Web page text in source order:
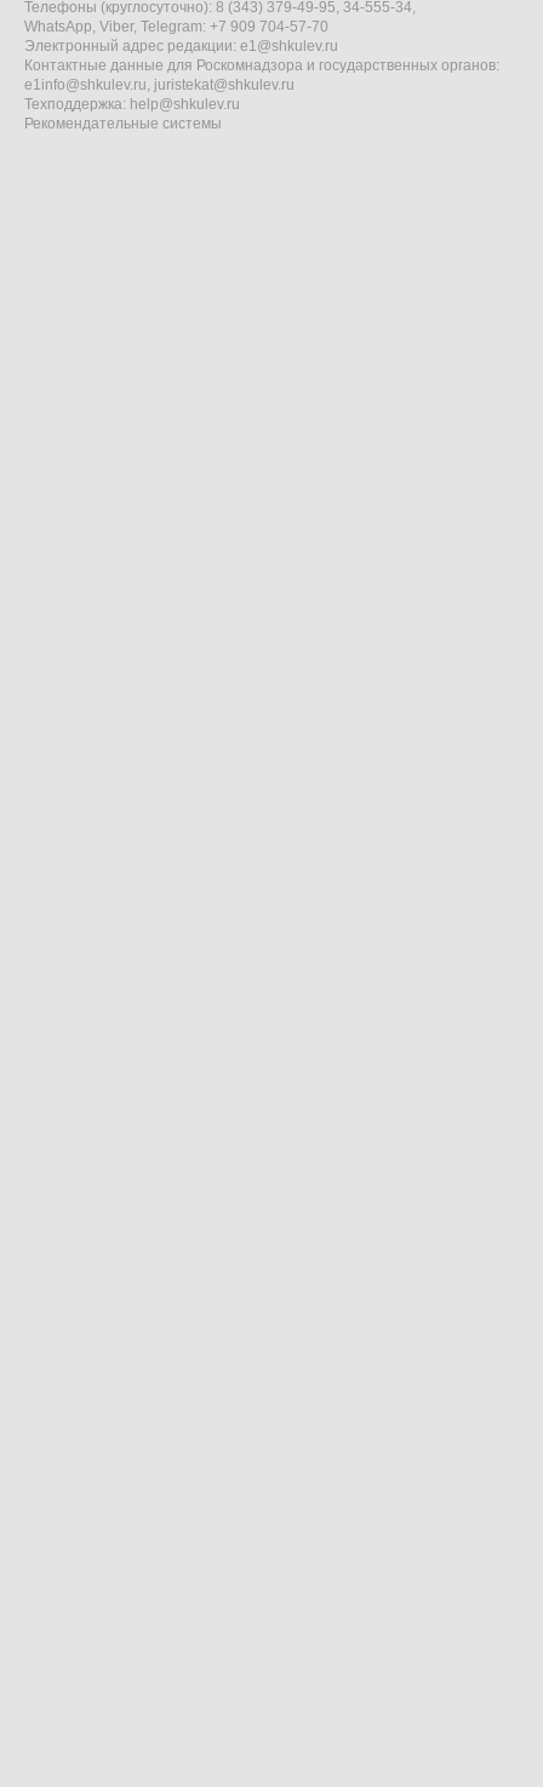
Телефоны (круглосуточно): 8 (343) 379-49-95, 34-555-34,
WhatsApp, Viber, Telegram: +7 909 704-57-70
Электронный адрес редакции: e1@shkulev.ru
Контактные данные для Роскомнадзора и государственных органов:
e1info@shkulev.ru, juristekat@shkulev.ru
Техподдержка: help@shkulev.ru
Рекомендательные системы